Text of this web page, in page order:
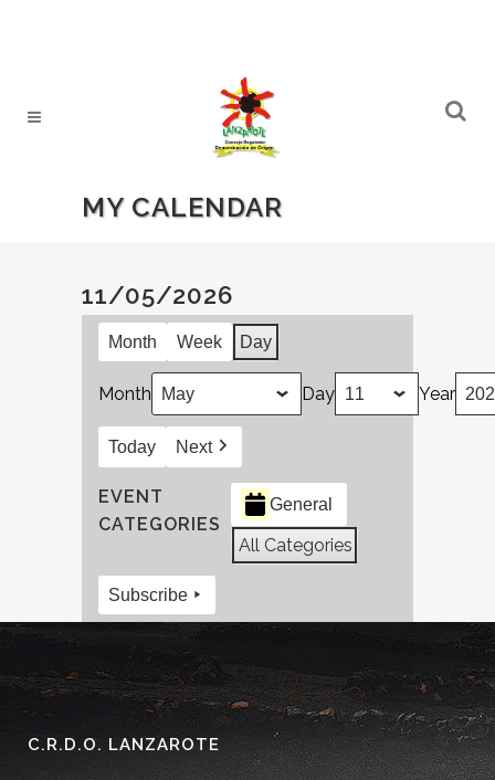
MY CALENDAR
11/05/2026
Month Week Day
Month Day Year
Today Next
EVENT
CATEGORIES
General
All Categories
Subscribe
C.R.D.O. LANZAROTE